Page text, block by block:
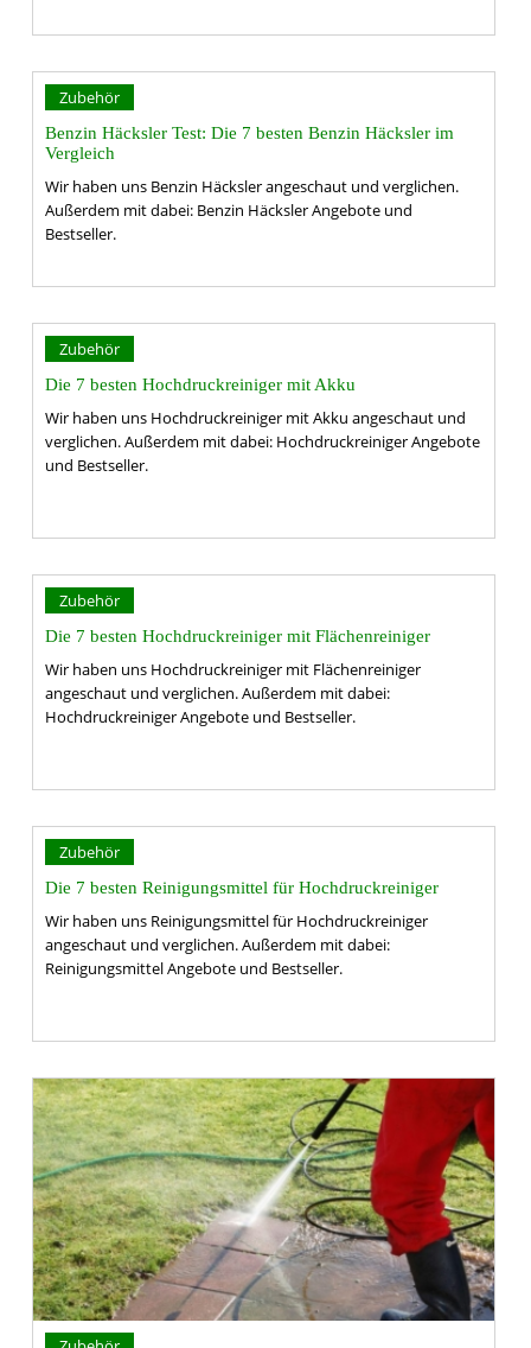
Zubehör
Benzin Häcksler Test: Die 7 besten Benzin Häcksler im
Vergleich
Wir haben uns Benzin Häcksler angeschaut und verglichen.
Außerdem mit dabei: Benzin Häcksler Angebote und
Bestseller.
Zubehör
Die 7 besten Hochdruckreiniger mit Akku
Wir haben uns Hochdruckreiniger mit Akku angeschaut und
verglichen. Außerdem mit dabei: Hochdruckreiniger Angebote
und Bestseller.
Zubehör
Die 7 besten Hochdruckreiniger mit Flächenreiniger
Wir haben uns Hochdruckreiniger mit Flächenreiniger
angeschaut und verglichen. Außerdem mit dabei:
Hochdruckreiniger Angebote und Bestseller.
Zubehör
Die 7 besten Reinigungsmittel für Hochdruckreiniger
Wir haben uns Reinigungsmittel für Hochdruckreiniger
angeschaut und verglichen. Außerdem mit dabei:
Reinigungsmittel Angebote und Bestseller.